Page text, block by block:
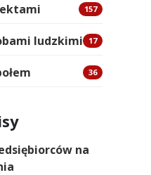
157
ludzkimi 17
36
na